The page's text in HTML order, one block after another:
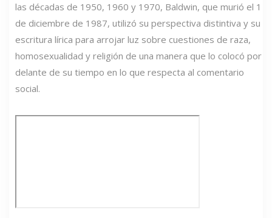
las décadas de 1950, 1960 y 1970, Baldwin, que murió el 1
de diciembre de 1987, utilizó su perspectiva distintiva y su
escritura lírica para arrojar luz sobre cuestiones de raza,
homosexualidad y religión de una manera que lo colocó por
delante de su tiempo en lo que respecta al comentario
social.